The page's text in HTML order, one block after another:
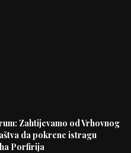
Zahtijevamo od Vrhovnog
da pokrene istragu
Porfirija